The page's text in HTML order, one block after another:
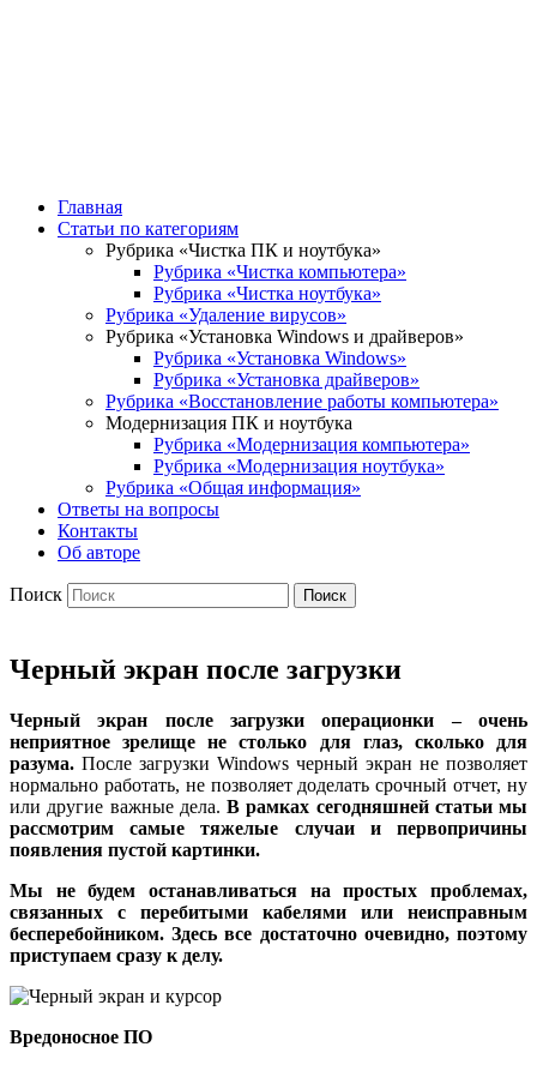
Главная
Статьи по категориям
Рубрика «Чистка ПК и ноутбука»
Рубрика «Чистка компьютера»
Рубрика «Чистка ноутбука»
Рубрика «Удаление вирусов»
Рубрика «Установка Windows и драйверов»
Рубрика «Установка Windows»
Рубрика «Установка драйверов»
Рубрика «Восстановление работы компьютера»
Модернизация ПК и ноутбука
Рубрика «Модернизация компьютера»
Рубрика «Модернизация ноутбука»
Рубрика «Общая информация»
Ответы на вопросы
Контакты
Об авторе
Поиск
Черный экран после загрузки
Черный экран после загрузки операционки – очень
неприятное зрелище не столько для глаз, сколько для
разума. После загрузки Windows черный экран не позволяет
нормально работать, не позволяет доделать срочный отчет, ну
или другие важные дела. В рамках сегодняшней статьи мы
рассмотрим самые тяжелые случаи и первопричины
появления пустой картинки.
Мы не будем останавливаться на простых проблемах,
связанных с перебитыми кабелями или неисправным
бесперебойником. Здесь все достаточно очевидно, поэтому
приступаем сразу к делу.
Вредоносное ПО